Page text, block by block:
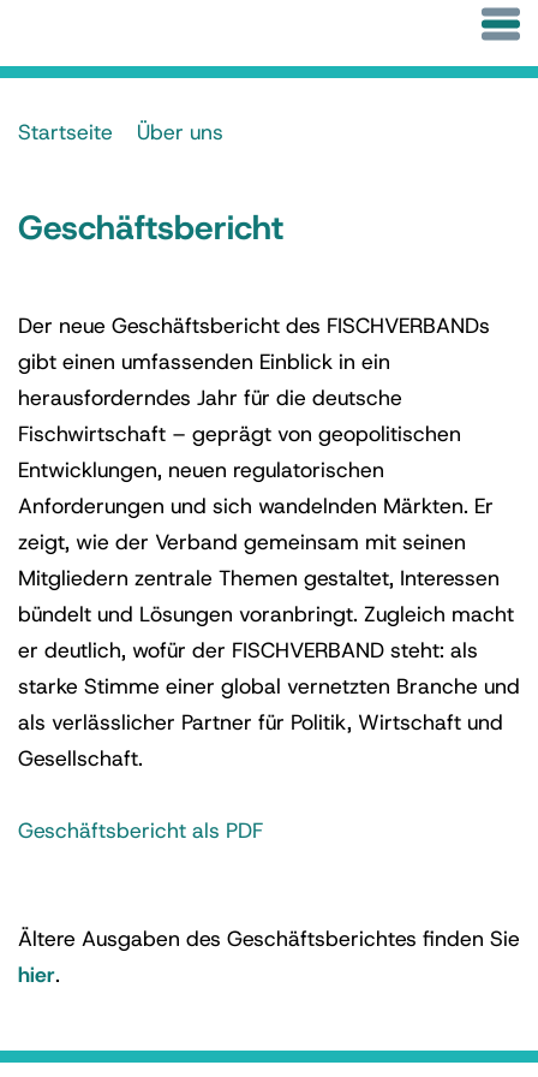
Startseite Über uns
Geschäftsbericht
Der neue Geschäftsbericht des FISCHVERBANDs
gibt einen umfassenden Einblick in ein
herausforderndes Jahr für die deutsche
Fischwirtschaft – geprägt von geopolitischen
Entwicklungen, neuen regulatorischen
Anforderungen und sich wandelnden Märkten. Er
zeigt, wie der Verband gemeinsam mit seinen
Mitgliedern zentrale Themen gestaltet, Interessen
bündelt und Lösungen voranbringt. Zugleich macht
er deutlich, wofür der FISCHVERBAND steht: als
starke Stimme einer global vernetzten Branche und
als verlässlicher Partner für Politik, Wirtschaft und
Gesellschaft.
Geschäftsbericht als PDF
Ältere Ausgaben des Geschäftsberichtes finden Sie
hier.